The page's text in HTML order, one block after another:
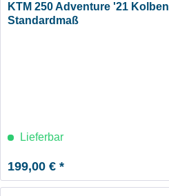
KTM 250 Adventure '21
Standardmaß
Lieferbar
199,00 € *